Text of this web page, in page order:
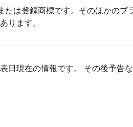
登録商標です。そのほかのブ
ります。
現在の情報です。 その後予告